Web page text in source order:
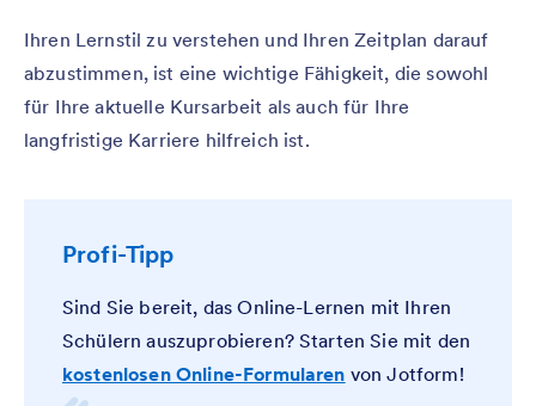
Ihren Lernstil zu verstehen und Ihren Zeitplan darauf
abzustimmen, ist eine wichtige Fähigkeit, die sowohl
für Ihre aktuelle Kursarbeit als auch für Ihre
langfristige Karriere hilfreich ist.
Profi-Tipp
Sind Sie bereit, das Online-Lernen mit Ihren
Schülern auszuprobieren? Starten Sie mit den
kostenlosen Online-Formularen von Jotform!